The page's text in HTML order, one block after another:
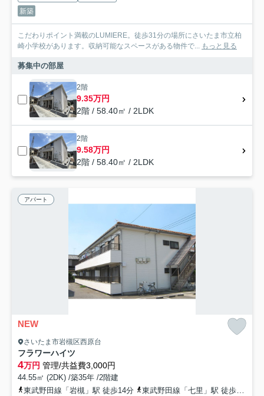
新築
こだわりポイント満載のLUMIERE。徒歩31分の場所にさいたま市立柏
崎小学校があります。収納可能なスペースがある物件で... もっと見る
募集中の部屋
2階
9.35万円
2階 / 58.40㎡ / 2LDK
2階
9.58万円
2階 / 58.40㎡ / 2LDK
アパート
NEW
さいたま市岩槻区西原台
フラワーハイツ
4万円 管理/共益費3,000円
44.55㎡ (2DK) /築35年 /2階建
東武野田線「岩槻」駅 徒歩14分
東武野田線「七里」駅 徒歩38分